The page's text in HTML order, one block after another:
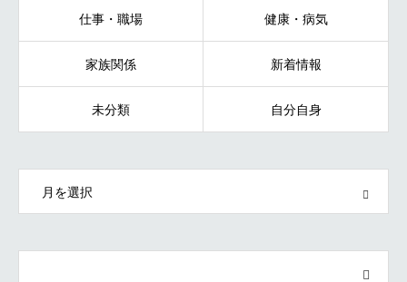
仕事・職場 健康・病気
家族関係 新着情報
未分類 自分自身